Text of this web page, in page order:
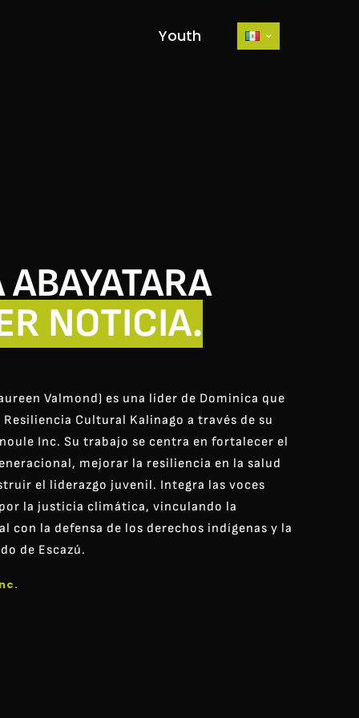
Youth
NOTICIA.
Valmond) es una líder de Dominica que
Cultural Kalinago a través de su
Inc. Su trabajo se centra en fortalecer el
mejorar la resiliencia en la salud
el liderazgo juvenil. Integra las voces
la justicia climática, vinculando la
con la defensa de los derechos indígenas y la
de Escazú.